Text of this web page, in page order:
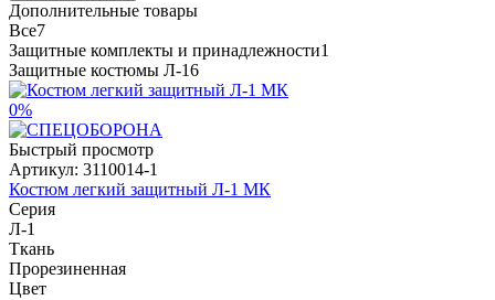
Дополнительные товары
Все7
Защитные комплекты и принадлежности1
Защитные костюмы Л-16
0%
Быстрый просмотр
Артикул: 3110014-1
Костюм легкий защитный Л-1 МК
Серия
Л-1
Ткань
Прорезиненная
Цвет